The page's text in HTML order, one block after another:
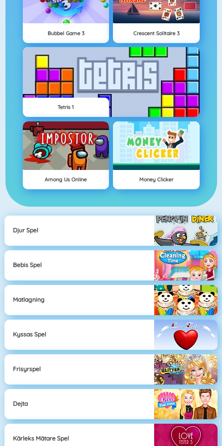
Bubbel Game 3 Crescent Solitaire 3
Tetris 1
Among Us Online Money Clicker
Djur Spel
Bebis Spel
Matlagning
Kyssas Spel
Frisyrspel
Dejta
Kärleks Mätare Spel